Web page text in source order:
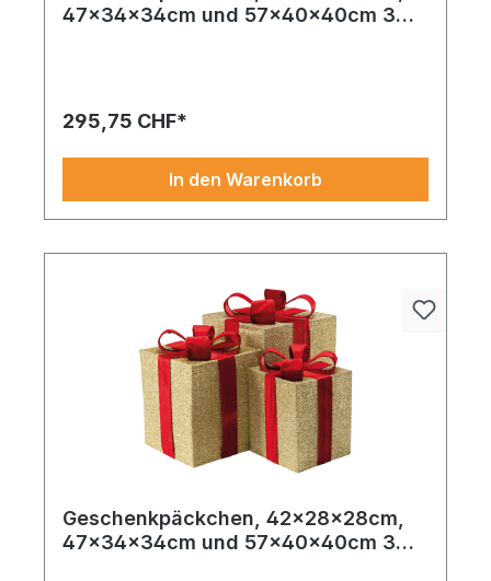
47x34x34cm und 57x40x40cm 3
295,75 CHF*
In den Warenkorb
Geschenkpäckchen, 42x28x28cm,
47x34x34cm und 57x40x40cm 3